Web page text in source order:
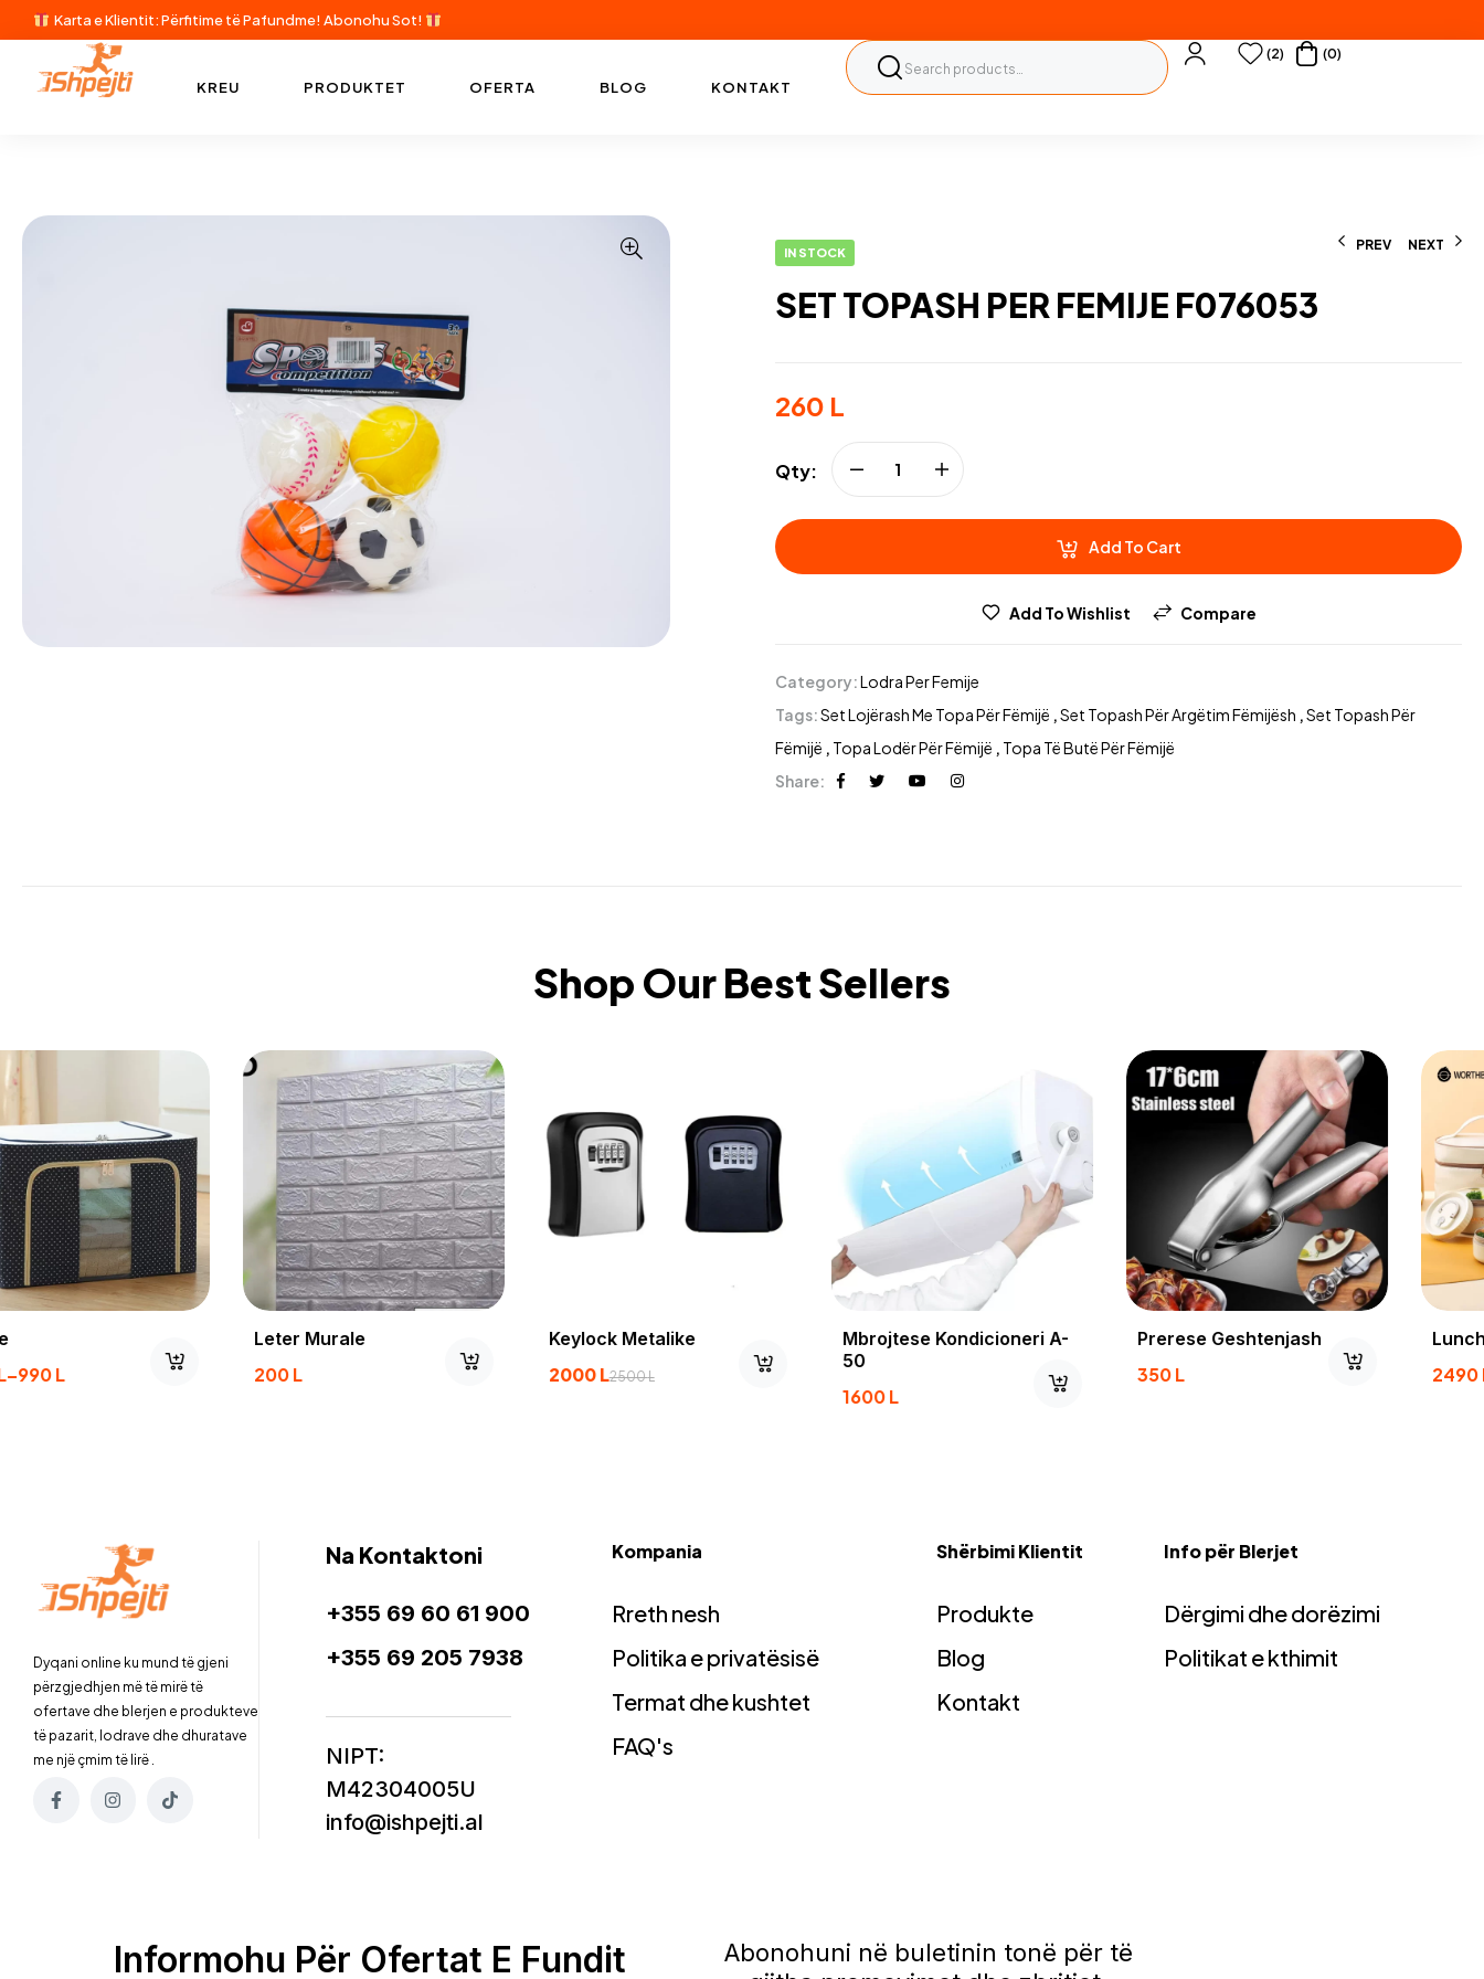
Karta e Klientit: Përfitime të Pafundme! Abonohu Sot!
KREU PRODUKTET OFERTA BLOG KONTAKT
(2) (0)
PREV NEXT
IN STOCK
SET TOPASH PER FEMIJE F076053
260 L
Qty:
Add To Cart
Add To Wishlist Compare
Category:Lodra Per Femije
Tags:Set Lojërash Me Topa Për Fëmijë ,Set Topash Për Argëtim Fëmijësh ,Set Topash Për
Fëmijë , Topa Lodër Për Fëmijë , Topa Të Butë Për Fëmijë
Share:
Shop Our Best Sellers
2490
Baule Leter Murale
200
Keylock Metalike
Mbrojtese Kondicioneri A-
Dyqani online ku mund të gjeni
përzgjedhjen më të mirë të
ofertave dhe blerjen e produkteve
të pazarit, lodrave dhe dhuratave
me një çmim të lirë .
Na Kontaktoni
+355 69 60 61 900
+355 69 205 7938
NIPT:
M42304005U
info@ishpejti.al
Kompania
Rreth nesh
Politika e privatësisë
Termat dhe kushtet
FAQ's
Shërbimi Klientit
Produkte
Blog
Kontakt
Info për Blerjet
Dërgimi dhe dorëzimi
Politikat e kthimit
Informohu Për Ofertat E Fundit
Abonohuni në buletinin tonë për të